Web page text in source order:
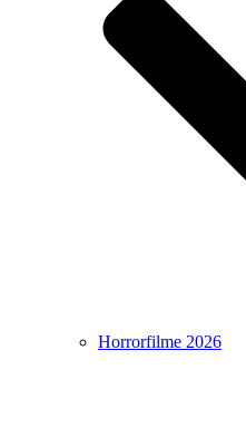
Horrorfilme 2026